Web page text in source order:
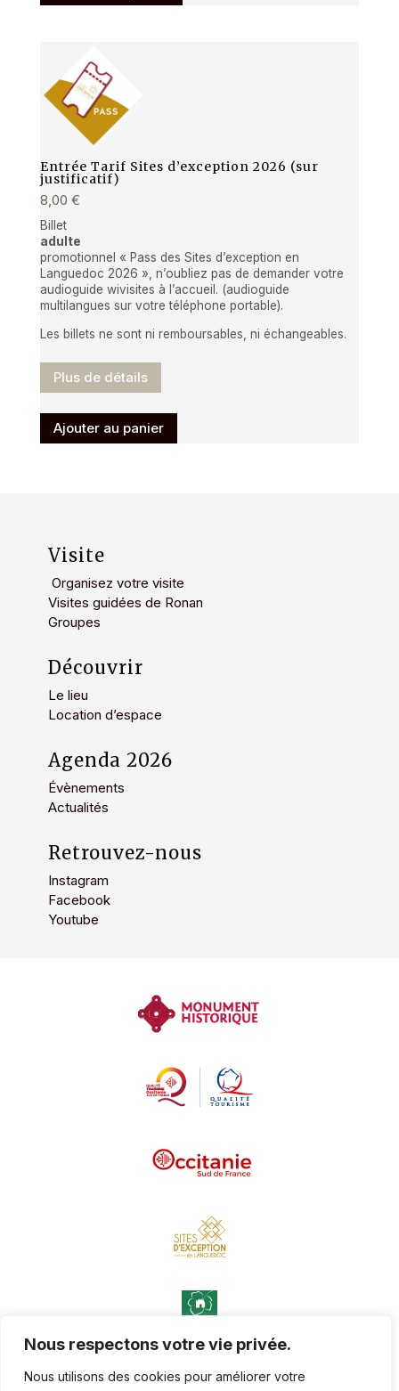
Nous respectons votre vie privée.
Nous utilisons des cookies pour améliorer votre
choisies
du
produit
Entrée Tarif Sites d’exception 2026 (sur
justificatif)
8,00 €
Billet
adulte
promotionnel « Pass des Sites d’exception en
Languedoc 2026 », n’oubliez pas de demander votre
audioguide wivisites à l’accueil. (audioguide
multilangues sur votre téléphone portable).
Les billets ne sont ni remboursables, ni échangeables.
Plus de détails
Ajouter au panier
Visite
Organisez votre visite
Visites guidées de Ronan
Groupes
Découvrir
Le lieu
Location d’espace
Agenda 2026
Évènements
Actualités
Retrouvez-nous
Instagram
Facebook
Youtube